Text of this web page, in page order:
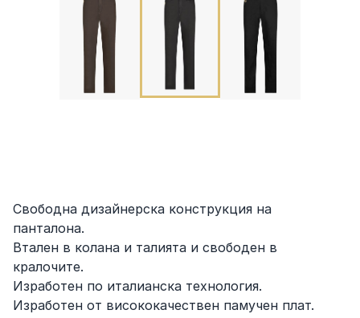
Свободна дизайнерска конструкция на
панталона.
Втален в колана и талията и свободен в
кралочите.
Изработен по италианска технология.
Изработен от висококачествен памучен плат.